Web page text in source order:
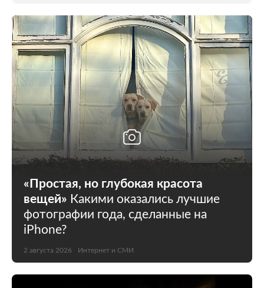
«Простая, но глубокая красота
вещей» Какими оказались лучшие
фотографии года, сделанные на
iPhone?
2 августа 2026 Интернет и СМИ